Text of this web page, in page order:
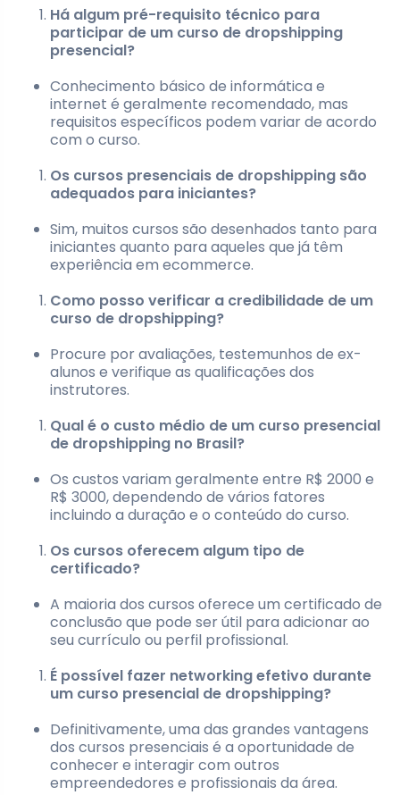
Há algum pré-requisito técnico para
participar de um curso de dropshipping
presencial?
Conhecimento básico de informática e
internet é geralmente recomendado, mas
requisitos específicos podem variar de acordo
com o curso.
Os cursos presenciais de dropshipping são
adequados para iniciantes?
Sim, muitos cursos são desenhados tanto para
iniciantes quanto para aqueles que já têm
experiência em ecommerce.
Como posso verificar a credibilidade de um
curso de dropshipping?
Procure por avaliações, testemunhos de ex-
alunos e verifique as qualificações dos
instrutores.
Qual é o custo médio de um curso presencial
de dropshipping no Brasil?
Os custos variam geralmente entre R$ 2000 e
R$ 3000, dependendo de vários fatores
incluindo a duração e o conteúdo do curso.
Os cursos oferecem algum tipo de
certificado?
A maioria dos cursos oferece um certificado de
conclusão que pode ser útil para adicionar ao
seu currículo ou perfil profissional.
É possível fazer networking efetivo durante
um curso presencial de dropshipping?
Definitivamente, uma das grandes vantagens
dos cursos presenciais é a oportunidade de
conhecer e interagir com outros
empreendedores e profissionais da área.